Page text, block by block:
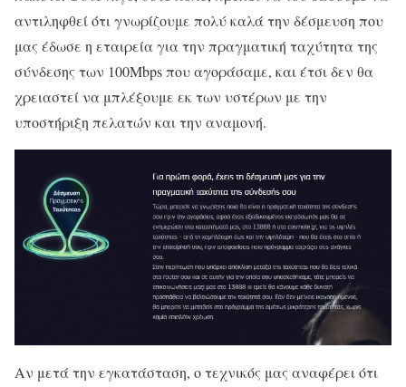
αντιληφθεί ότι γνωρίζουμε πολύ καλά την δέσμευση που
μας έδωσε η εταιρεία για την πραγματική ταχύτητα της
σύνδεσης των 100Mbps που αγοράσαμε, και έτσι δεν θα
χρειαστεί να μπλέξουμε εκ των υστέρων με την
υποστήριξη πελατών και την αναμονή.
Αν μετά την εγκατάσταση, ο τεχνικός μας αναφέρει ότι